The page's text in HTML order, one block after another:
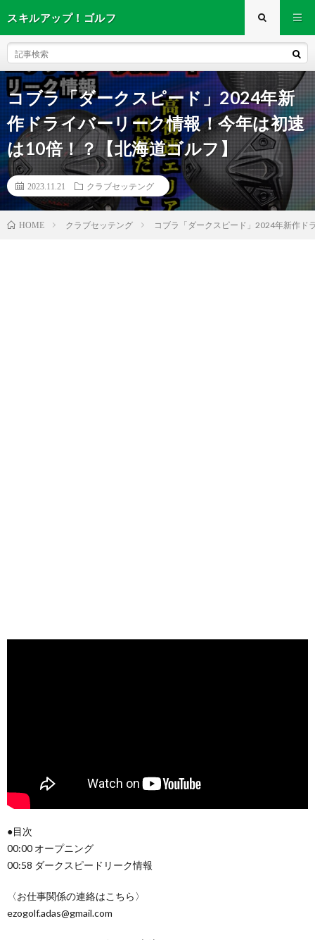
スキルアップ！ゴルフ
コブラ「ダークスピード」2024年新
作ドライバーリーク情報！今年は初速
は10倍！？【北海道ゴルフ】
2023.11.21 クラブセッテング
HOME クラブセッテング コブラ「ダークスピード」2024年新作ド
●目次
00:00 オープニング
00:58 ダークスピードリーク情報
〈お仕事関係の連絡はこちら〉
ezogolf.adas@gmail.com